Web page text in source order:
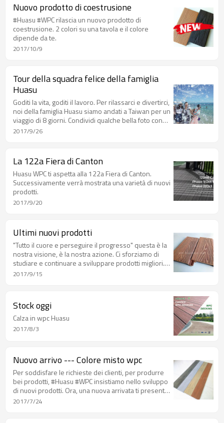
Nuovo prodotto di coestrusione
#Huasu #WPC rilascia un nuovo prodotto di
coestrusione. 2 colori su una tavola e il colore
dipende da te.
2017/10/9
Tour della squadra felice della famiglia
Huasu
Goditi la vita, goditi il lavoro. Per rilassarci e divertirci,
noi della famiglia Huasu siamo andati a Taiwan per un
viaggio di 8 giorni. Condividi qualche bella foto con
te.
2017/9/26
La 122a Fiera di Canton
Huasu WPC ti aspetta alla 122a Fiera di Canton.
Successivamente verrà mostrata una varietà di nuovi
prodotti.
2017/9/20
Ultimi nuovi prodotti
"Tutto il cuore e perseguire il progresso" questa è la
nostra visione, è la nostra azione. Ci sforziamo di
studiare e continuare a sviluppare prodotti migliori.
Ora permetteteci di presentarvi gli ultimi tre prodotti.
2017/9/15
Stock oggi
Calza in wpc Huasu
2017/8/3
Nuovo arrivo --- Colore misto wpc
Per soddisfare le richieste dei clienti, per produrre
bei prodotti, #Huasu #WPC insistiamo nello sviluppo
di nuovi prodotti. Ora, una nuova arrivata ti presenta
--- Mixed color wpc.
2017/7/24